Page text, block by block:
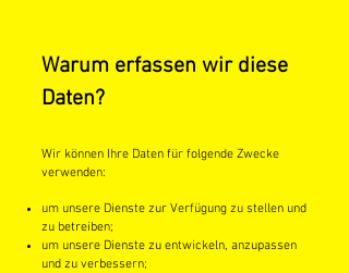
Warum erfassen wir diese
Daten?
Wir können Ihre Daten für folgende Zwecke
verwenden:
um unsere Dienste zur Verfügung zu stellen und
zu betreiben;
um unsere Dienste zu entwickeln, anzupassen
und zu verbessern;